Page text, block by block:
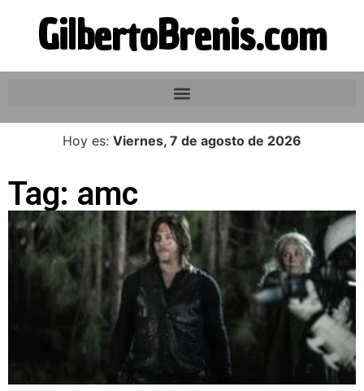
GilbertoBrenis.com
Hoy es: Viernes, 7 de agosto de 2026
Tag: amc